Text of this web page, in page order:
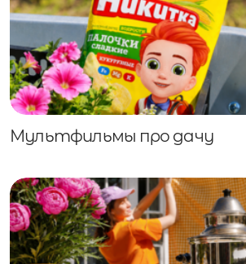
Мультфильмы про дачу